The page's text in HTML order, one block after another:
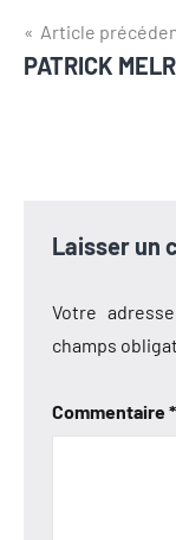
de
Article
PATRICK
Laisser un
Votre
champs
Commentaire*